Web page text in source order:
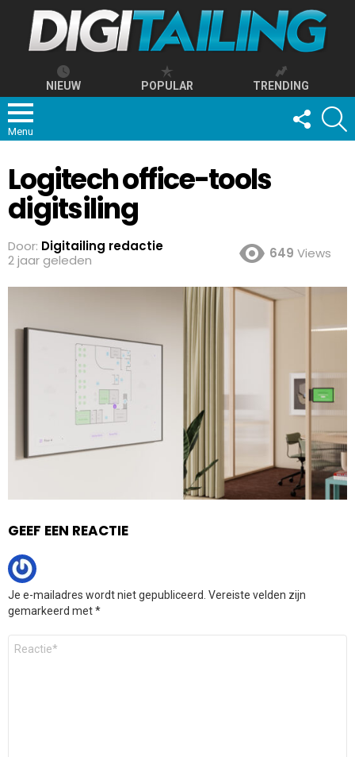
NIEUW POPULAR TRENDING
Menu
FOLLOW
US
Logitech office-tools
digitsiling
Door: Digitailing redactie
2 jaar geleden
649 Views
GEEF EEN REACTIE
Je e-mailadres wordt niet gepubliceerd. Vereiste velden zijn
gemarkeerd met*
Reactie